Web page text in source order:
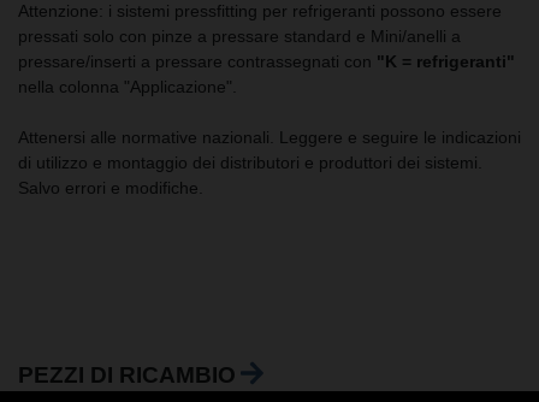
Attenzione: i sistemi pressfitting per refrigeranti possono essere
pressati solo con pinze a pressare standard e Mini/anelli a
pressare/inserti a pressare contrassegnati con "K = refrigeranti"
nella colonna "Applicazione".
Attenersi alle normative nazionali. Leggere e seguire le indicazioni
di utilizzo e montaggio dei distributori e produttori dei sistemi.
Salvo errori e modifiche.
PEZZI DI RICAMBIO